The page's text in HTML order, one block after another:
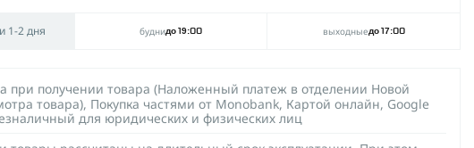
1-2 дня буднидо 19:00 выходныедо 17:00
при получении товара (Наложенный платеж в отделении Новой
товара), Покупка частями от Monobank, Картой онлайн, Google
для юридических и физических лиц